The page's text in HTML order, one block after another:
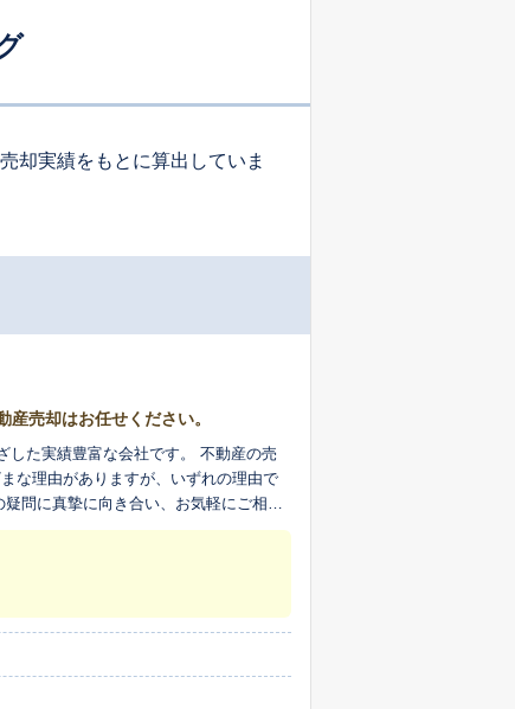
却実績をもとに算出していま
売却はお任せください。
した実績豊富な会社です。 不動産の売
な理由がありますが、いずれの理由で
問に真摯に向き合い、お気軽にご相談